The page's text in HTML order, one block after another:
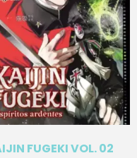
FUGEKI VOL. 02